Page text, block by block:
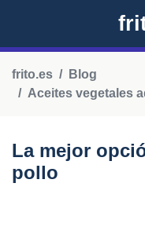
frito.es
Blog
Aceites vegetales
La mejor
pollo